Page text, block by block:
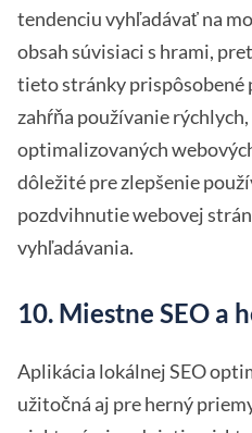
tendenciu vyhľadávať na
obsah súvisiaci s hrami,
tieto stránky prispôsobené
zahŕňa používanie
optimalizovaných
dôležité pre zlepšenie
pozdvihnutie webovej
vyhľadávania.
10. Miestne SEO a
Aplikácia lokálnej SEO
užitočná aj pre herný